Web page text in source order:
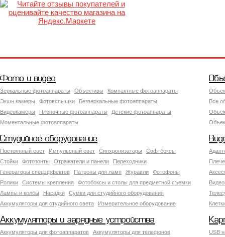
Фото и видео
Зеркальные фотоаппараты Объективы
Компактные фотоаппараты
Экшн камеры
Фотовспышки
Беззеркальные фотоаппараты
Видеокамеры
Пленочные фотоаппараты
Детские фотоаппараты
Моментальные фотоаппараты
Все
Студийное оборудование
Постоянный свет Импульсный свет Синхронизаторы
Софтбоксы
Стойки
Фотозонты Отражатели и панели
Переходники
Генераторы спецэффектов
Патроны для ламп Журавли
Фотофоны
Ролики
Системы крепления
Фотобоксы и столы для предметной съемки
Лампы и колбы
Насадки
Сумки для студийного оборудования
Аккумуляторы для студийного света
Измерительное оборудование
Аккумуляторы и зарядные устройства
Аккумуляторы для фотоаппаратов
Аккумуляторы для телефонов
USB